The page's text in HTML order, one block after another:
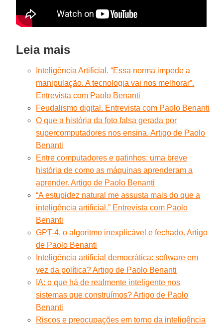
Leia mais
Inteligência Artificial. “Essa norma impede a
manipulação. A tecnologia vai nos melhorar”.
Entrevista com Paolo Benanti
Feudalismo digital. Entrevista com Paolo Benanti
O que a história da foto falsa gerada por
supercomputadores nos ensina. Artigo de Paolo
Benanti
Entre computadores e gatinhos: uma breve
história de como as máquinas aprenderam a
aprender. Artigo de Paolo Benanti
“A estupidez natural me assusta mais do que a
inteligência artificial.” Entrevista com Paolo
Benanti
GPT-4, o algoritmo inexplicável e fechado. Artigo
de Paolo Benanti
Inteligência artificial democrática: software em
vez da política? Artigo de Paolo Benanti
IA: o que há de realmente inteligente nos
sistemas que construímos? Artigo de Paolo
Benanti
Riscos e preocupações em torno da inteligência